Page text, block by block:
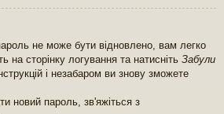
не може бути відновлено, вам легко
на сторінку логування та натисніть Забули
і незабаром ви знову зможете
новий пароль, зв'яжіться з